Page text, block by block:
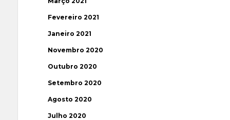
Fevereiro 2021
Janeiro 2021
Novembro 2020
Outubro 2020
Setembro 2020
Agosto 2020
Julho 2020